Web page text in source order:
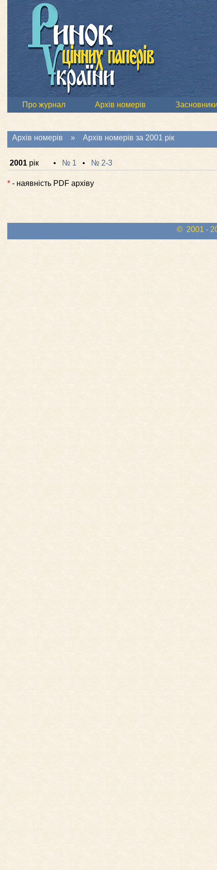
Про журнал Архів номерів
Архів номерів » Архів номерів за 2001 рік
2001 рік • № 1 • № 2-3
* - наявність PDF архіву
© 2001 -